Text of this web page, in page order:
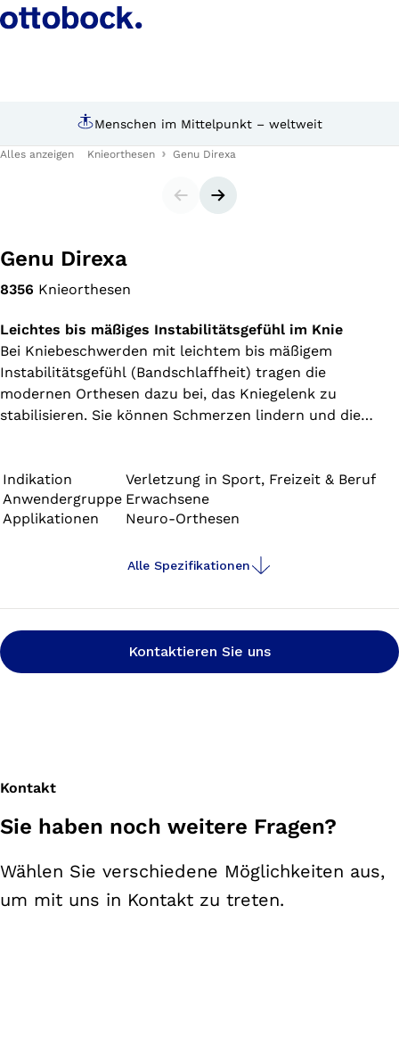
Persönliche Beratung durch Experten
Alles anzeigen Knieorthesen Genu Direxa
SliderNächster Slide
Genu Direxa
8356 Knieorthesen
Leichtes bis mäßiges Instabilitätsgefühl im Knie
Bei Kniebeschwerden mit leichtem bis mäßigem
Instabilitätsgefühl (Bandschlaffheit) tragen die
modernen Orthesen dazu bei, das Kniegelenk zu
stabilisieren. Sie können Schmerzen lindern und die
– Sie spüren besser, was in Ihrem Knie geschieht und
fühlen sich sicherer.
Indikation
Verletzung in Sport, Freizeit & Beruf
Anwendergruppe Erwachsene
Applikationen
Neuro-Orthesen
Alle Spezifikationen
Kontaktieren Sie uns
Kontakt
Sie haben noch weitere Fragen?
Wählen Sie verschiedene Möglichkeiten aus,
um mit uns in Kontakt zu treten.